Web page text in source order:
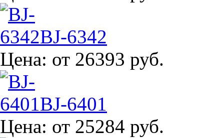
BJ-6342
Цена: от 26393 руб.
BJ-6401
Цена: от 25284 руб.